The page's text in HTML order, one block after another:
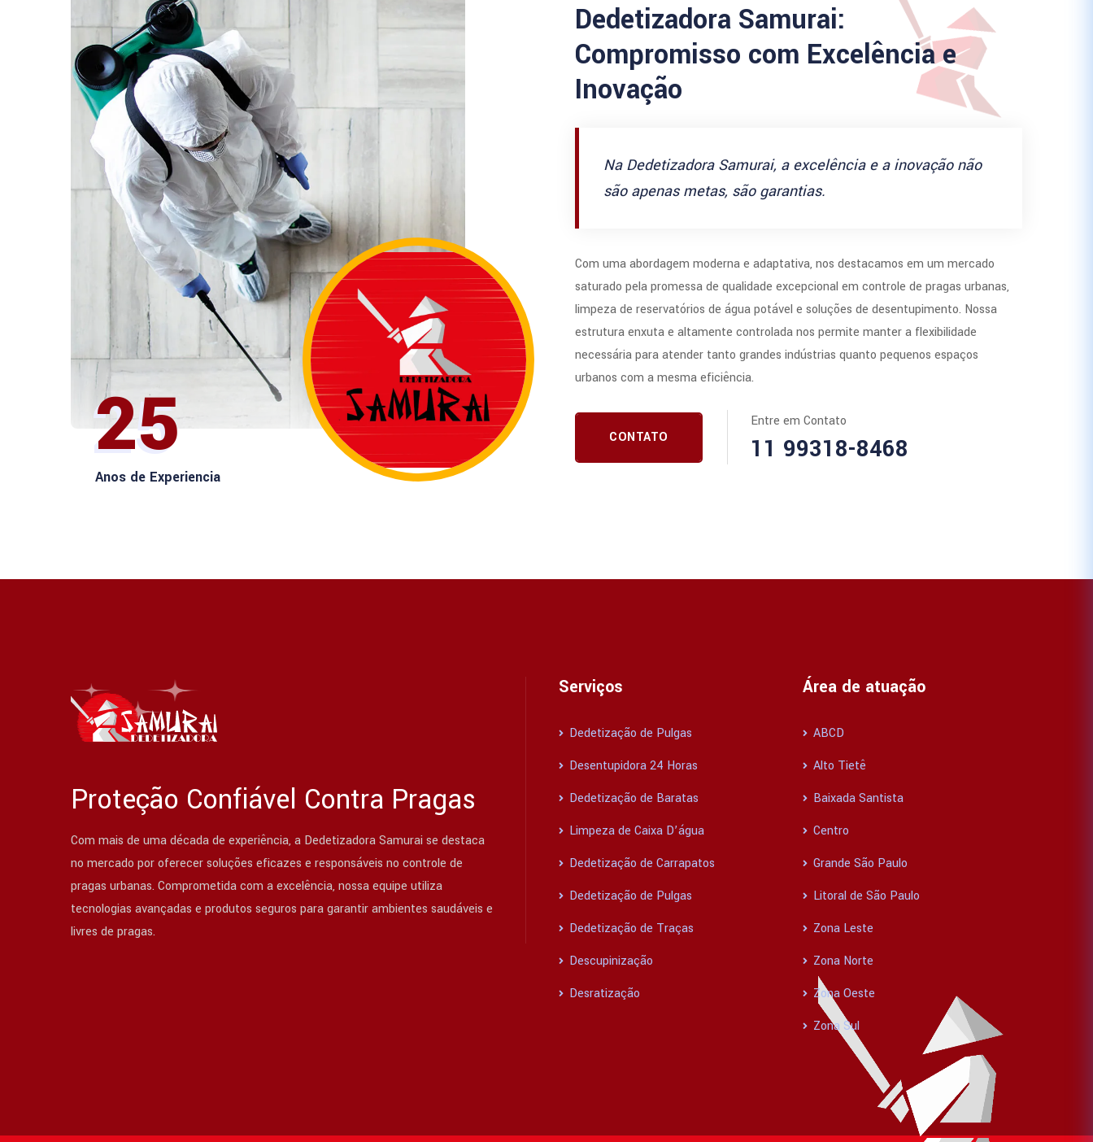
25
Anos de Experiencia
Dedetizadora Samurai:
Compromisso com Excelência e
Inovação
Na Dedetizadora Samurai, a excelência e a inovação não
são apenas metas, são garantias.
Com uma abordagem moderna e adaptativa, nos destacamos em um mercado
saturado pela promessa de qualidade excepcional em controle de pragas urbanas,
limpeza de reservatórios de água potável e soluções de desentupimento. Nossa
estrutura enxuta e altamente controlada nos permite manter a flexibilidade
necessária para atender tanto grandes indústrias quanto pequenos espaços
urbanos com a mesma eficiência.
CONTATO
Entre em Contato
11 99318-8468
Proteção Confiável Contra Pragas
Com mais de uma década de experiência, a Dedetizadora Samurai se destaca
no mercado por oferecer soluções eficazes e responsáveis no controle de
pragas urbanas. Comprometida com a excelência, nossa equipe utiliza
tecnologias avançadas e produtos seguros para garantir ambientes saudáveis e
livres de pragas.
Serviços
Dedetização de Pulgas
Desentupidora 24 Horas
Dedetização de Baratas
Limpeza de Caixa D’água
Dedetização de Carrapatos
Dedetização de Pulgas
Dedetização de Traças
Descupinização
Desratização
Área de atuação
ABCD
Alto Tietê
Baixada Santista
Centro
Grande São Paulo
Litoral de São Paulo
Zona Leste
Zona Norte
Zona Oeste
Zona Sul